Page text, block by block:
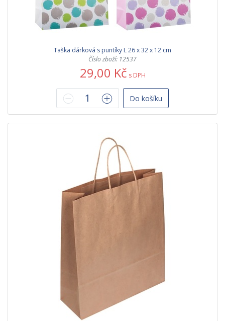
Taška dárková s puntíky L 26 x 32 x 12 cm
Číslo zboží: 12537
29,00 Kč s DPH
Do košíku